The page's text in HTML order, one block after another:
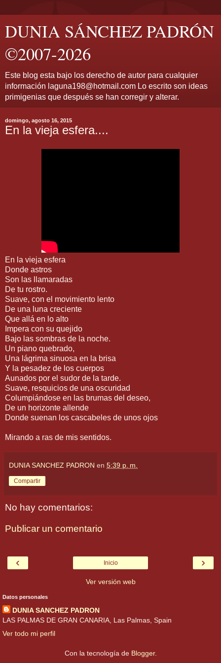
DUNIA SÁNCHEZ PADRÓN
©2007-2026
Este blog esta bajo los derecho de autor para cualquier
información laguna198@hotmail.com Lo escrito son ideas
primigenias que después se han corregir y alterar.
domingo, agosto 16, 2015
En la vieja esfera....
En la vieja esfera
Donde astros
Son las llamaradas
De tu rostro.
Suave, con el movimiento lento
De una luna creciente
Que allá en lo alto
Impera con su quejido
Bajo las sombras de la noche.
Un piano quebrado,
Una lágrima sinuosa en la brisa
Y la pesadez de los cuerpos
Aunados por el sudor de la tarde.
Suave, resquicios de una oscuridad
Columpiándose en las brumas del deseo,
De un horizonte allende
Donde suenan los cascabeles de unos ojos
Mirando a ras de mis sentidos.
DUNIA SANCHEZ PADRON en 5:39 p. m.
Compartir
No hay comentarios:
Publicar un comentario
‹ ›
Inicio
Ver versión web
Datos personales
DUNIA SANCHEZ PADRON
LAS PALMAS DE GRAN CANARIA, Las Palmas, Spain
Ver todo mi perfil
Con la tecnología de Blogger.